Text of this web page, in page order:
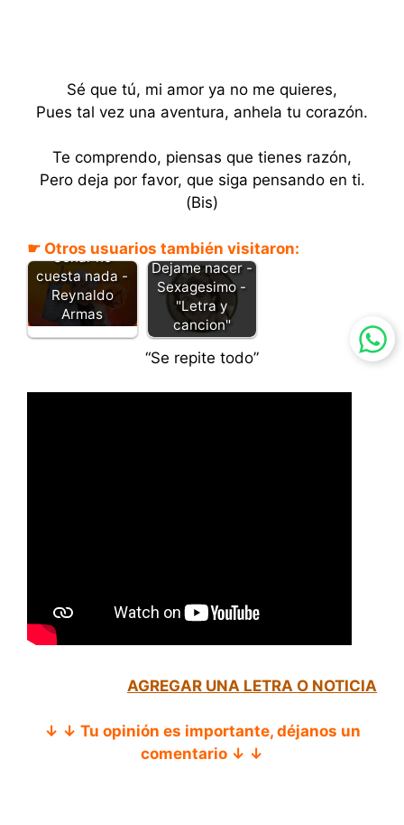
Sé que tú, mi amor ya no me quieres,
Pues tal vez una aventura, anhela tu corazón.
Te comprendo, piensas que tienes razón,
Pero deja por favor, que siga pensando en ti.
(Bis)
☛ Otros usuarios también visitaron:
Soñar no
cuesta nada -
Reynaldo
Armas
Dejame nacer -
Sexagesimo -
"Letra y
cancion"
“Se repite todo”
AGREGAR UNA LETRA O NOTICIA
↓ ↓ Tu opinión es importante, déjanos un
comentario ↓ ↓